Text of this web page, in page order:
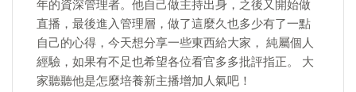
年的資深管理者。他自己做主持出身，之後又開始做
直播，最後進入管理層，做了這麼久也多少有了一點
自己的心得，今天想分享一些東西給大家， 純屬個人
經驗，如果有不足也希望各位看官多多批評指正。 大
家聽聽他是怎麼培養新主播增加人氣吧！